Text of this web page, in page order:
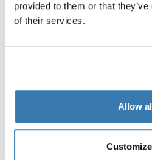
provided to them or that
of their services.
Allow
Customize
Toggle techspec
Especificaciones